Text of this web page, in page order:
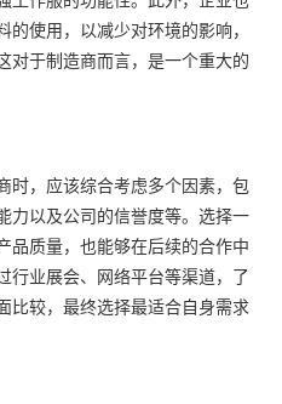
使用，以减少对环境的影响，
对于制造商而言，是一个重大的
时，应该综合考虑多个因素，包
力以及公司的信誉度等。选择一
品质量，也能够在后续的合作中
行业展会、网络平台等渠道，了
比较，最终选择最适合自身需求